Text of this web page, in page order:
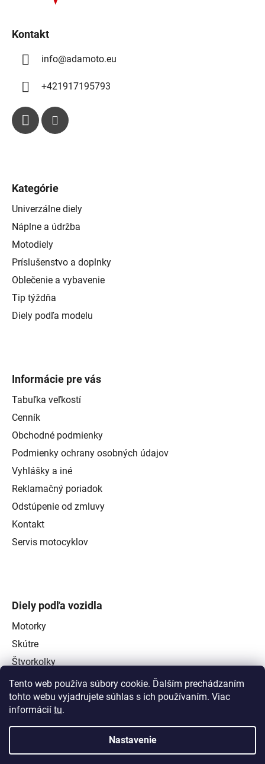
Tento web používa súbory cookie. Ďalším prechádzaním
tohto webu vyjadrujete súhlas s ich používaním. Viac
informácií tu.
Nastavenie
Kontakt
info@adamoto.eu
+421917195793
Kategórie
Univerzálne diely
Náplne a údržba
Motodiely
Príslušenstvo a doplnky
Oblečenie a vybavenie
Tip týždňa
Diely podľa modelu
Informácie pre vás
Tabuľka veľkostí
Cenník
Obchodné podmienky
Podmienky ochrany osobných údajov
Vyhlášky a iné
Reklamačný poriadok
Odstúpenie od zmluvy
Kontakt
Servis motocyklov
Diely podľa vozidla
Motorky
Skútre
Štvorkolky